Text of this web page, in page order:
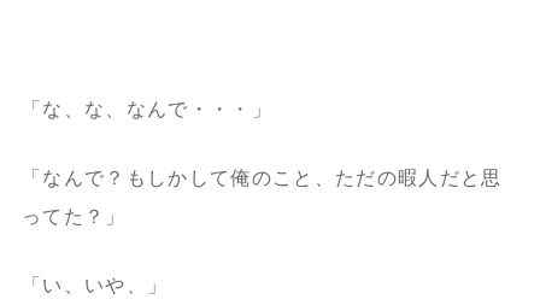
「な、な、なんで・・・」
「なんで？もしかして俺のこと、ただの暇人だと思
ってた？」
「い、いや、」